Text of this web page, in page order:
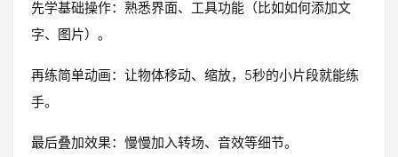
先学基础操作：熟悉界面、工具功能（比如如何添加文
字、图片）。
再练简单动画：让物体移动、缩放，5秒的小片段就能练
手。
最后叠加效果：慢慢加入转场、音效等细节。